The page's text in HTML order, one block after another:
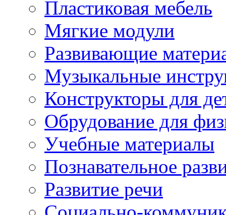
Пластиковая мебель
Мягкие модули
Развивающие
Музыкальные
Конструкторы для
Обрудование для
Учебные материалы
Познавательное
Развитие речи